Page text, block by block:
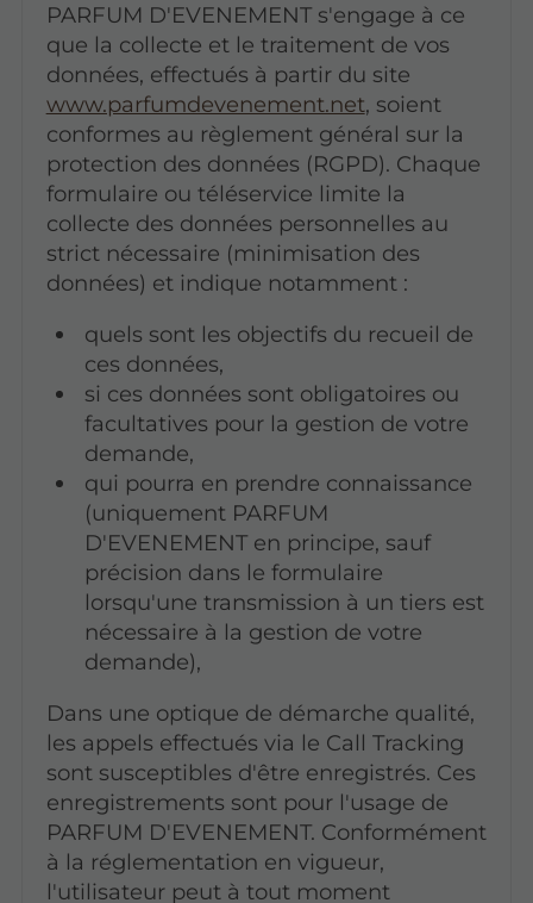
PARFUM D'EVENEMENT s'engage à ce
que la collecte et le traitement de vos
données, effectués à partir du site
www.parfumdevenement.net, soient
conformes au règlement général sur la
protection des données (RGPD). Chaque
formulaire ou téléservice limite la
collecte des données personnelles au
strict nécessaire (minimisation des
données) et indique notamment :
quels sont les objectifs du recueil de
ces données,
si ces données sont obligatoires ou
facultatives pour la gestion de votre
demande,
qui pourra en prendre connaissance
(uniquement PARFUM
D'EVENEMENT en principe, sauf
précision dans le formulaire
lorsqu'une transmission à un tiers est
nécessaire à la gestion de votre
demande),
Dans une optique de démarche qualité,
les appels effectués via le Call Tracking
sont susceptibles d'être enregistrés. Ces
enregistrements sont pour l'usage de
PARFUM D'EVENEMENT. Conformément
à la réglementation en vigueur,
l'utilisateur peut à tout moment